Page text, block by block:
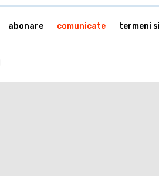
abonare comunicate termeni